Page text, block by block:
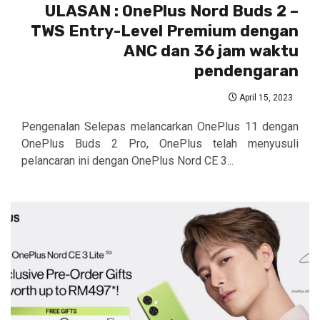
ULASAN : OnePlus Nord Buds 2 –
TWS Entry-Level Premium dengan
ANC dan 36 jam waktu
pendengaran
April 15, 2023
Pengenalan Selepas melancarkan OnePlus 11 dengan
OnePlus Buds 2 Pro, OnePlus telah menyusuli
pelancaran ini dengan OnePlus Nord CE 3...